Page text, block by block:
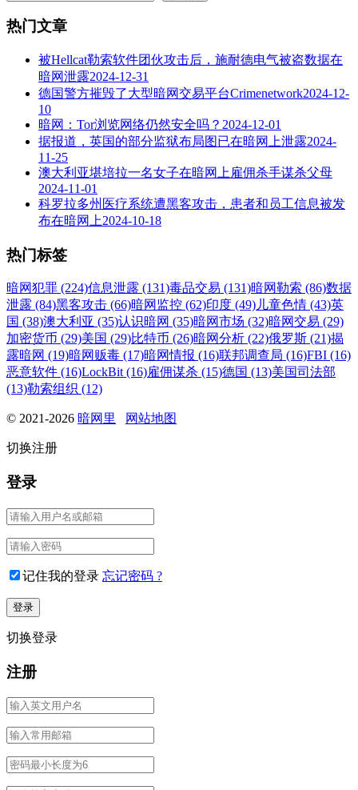
热门文章
被Hellcat勒索软件团伙攻击后，施耐德电气被盗数据在
暗网泄露2024-12-31
德国警方摧毁了大型暗网交易平台Crimenetwork2024-12-
10
暗网：Tor浏览网络仍然安全吗？ 2024-12-01
据报道，英国的部分监狱布局图已在暗网上泄露2024-
11-25
澳大利亚堪培拉一名女子在暗网上雇佣杀手谋杀父母
2024-11-01
科罗拉多州医疗系统遭黑客攻击，患者和员工信息被发
布在暗网上2024-10-18
热门标签
暗网犯罪 (224)信息泄露 (131)毒品交易 (131)暗网勒索 (86)数据
泄露 (84)黑客攻击 (66)暗网监控 (62)印度 (49) 儿童色情 (43)英
国 (38)澳大利亚 (35)认识暗网 (35)暗网市场 (32)暗网交易 (29)
加密货币 (29)美国 (29)比特币 (26)暗网分析 (22)俄罗斯 (21)揭
露暗网 (19)暗网贩毒 (17)暗网情报 (16)联邦调查局 (16)FBI (16)
恶意软件 (16)LockBit (16)雇佣谋杀 (15)德国 (13)美国司法部
(13)勒索组织 (12)
© 2021-2026 暗网里 网站地图
切换注册
登录
记住我的登录 忘记密码 ?
切换登录
注册